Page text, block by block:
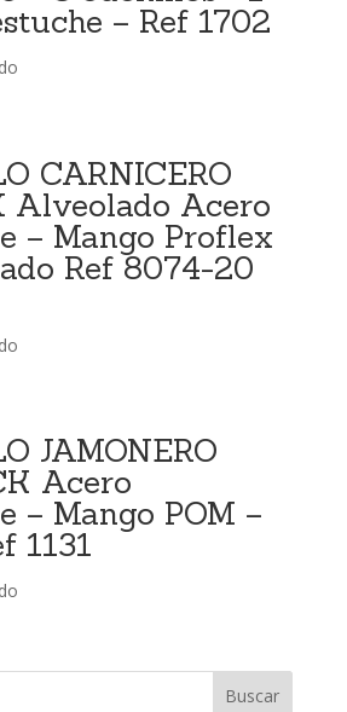
– Ref 1702
CARNICERO
Alveolado Acero
– Mango Proflex
Ref 8074-20
JAMONERO
Acero
– Mango POM –
1131